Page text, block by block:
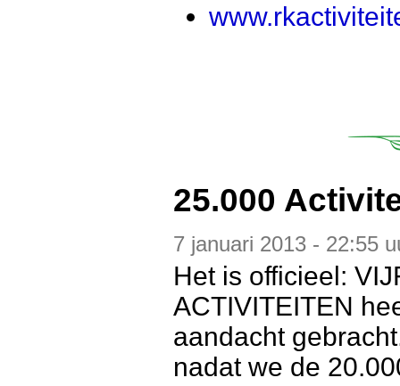
25.000
7 januari 2013 - 22:55
Het is officieel:
ACTIVITEITEN
aandacht
nadat we de